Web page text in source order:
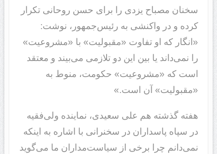
سخنان مصباح یزدی را برای حسن روحانی تکرار
کرده و در واکنشی به رئیس‌جمهور، نوشت:
«انگار که او تفاوت «مقبولیت» با «مشروعیت»
را نمی‌داند یا بین این دو تلازمى می‌بیند و معتقد
است که «مشروعیت» حکومت، منوط به
«مقبولیت» آن است.»
هفته گذشته هم علی سعیدی، نماینده ولی‌فقیه
در سپاه پاسداران در سخنرانی با اشاره به اینکه
نمی‌دانم چرا برخی از سیاست‌مداران ما می‌گوید